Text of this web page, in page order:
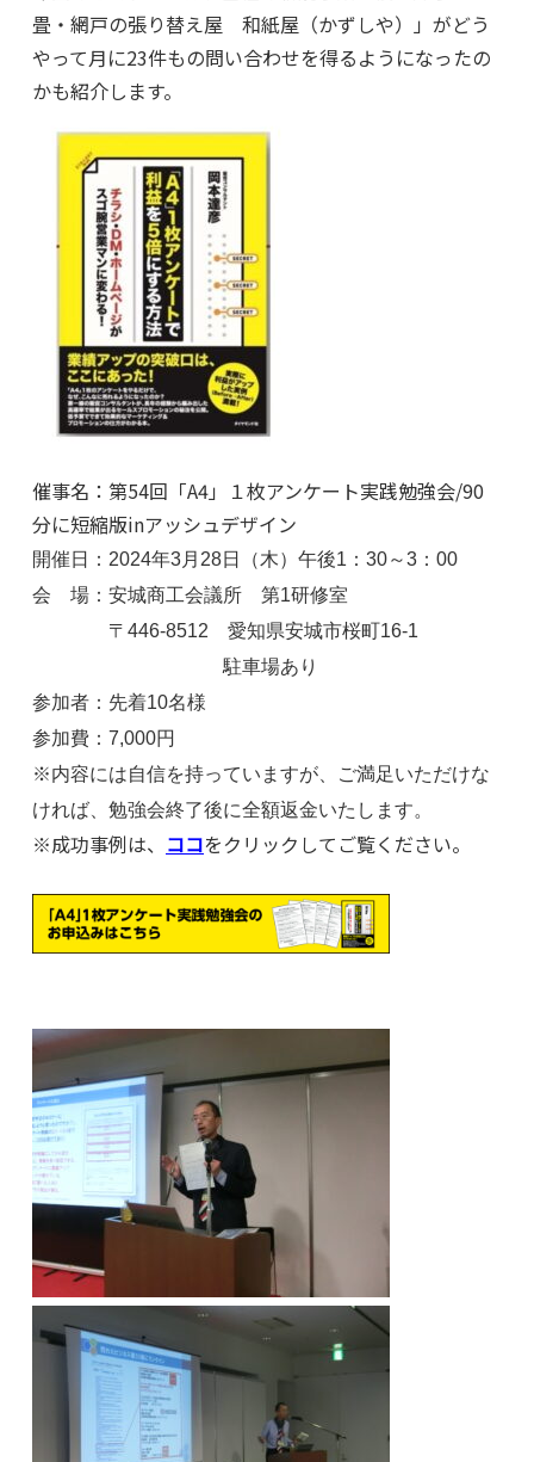
畳・網戸の張り替え屋 和紙屋（かずしや）」がどう
やって月に23件もの問い合わせを得るようになったの
かも紹介します。
催事名：第54回「A4」１枚アンケート実践勉強会/90
分に短縮版inアッシュデザイン
開催日：2024年3月28日（木）午後1：30～3：00
会 場：安城商工会議所 第1研修室
〒446-8512 愛知県安城市桜町16-1
駐車場あり
参加者：先着10名様
参加費：7,000円
※内容には自信を持っていますが、ご満足いただけな
ければ、勉強会終了後に全額返金いたします。
※成功事例は、 ココをクリックしてご覧ください。